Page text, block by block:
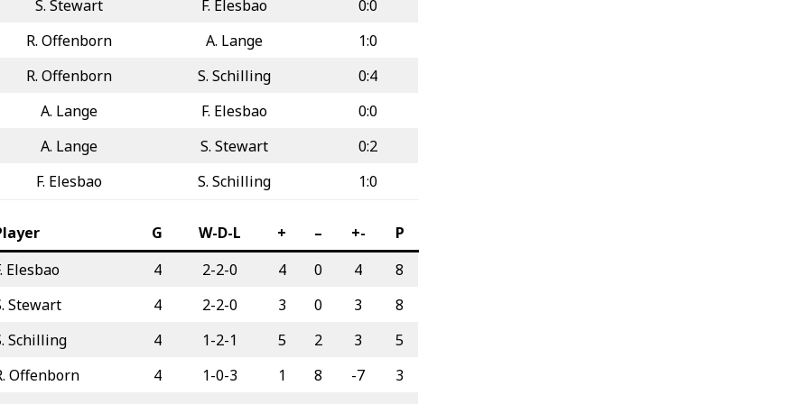
S. Stewart F. Elesbao
0:0
R. Offenborn
A. Lange
1:0
R. Offenborn
S. Schilling
0:4
A. Lange
F. Elesbao
0:0
A. Lange
S. Stewart
0:2
F. Elesbao
S. Schilling 1:0
G W-D-L + – +-
P
Elesbao
4 2-2-0 4 0 4
8
Stewart
4 2-2-0 3 0 3
8
Schilling
4 1-2-1 5 2 3
5
Offenborn
4 1-0-3 1 8 -7
3